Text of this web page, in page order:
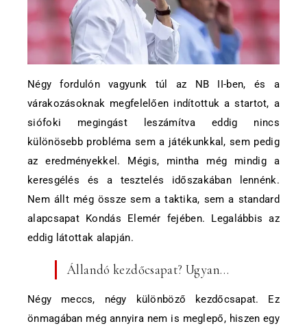
Négy fordulón vagyunk túl az NB II-ben, és a
várakozásoknak megfelelően indítottuk a startot, a
siófoki megingást leszámítva eddig nincs
különösebb probléma sem a játékunkkal, sem pedig
az eredményekkel. Mégis, mintha még mindig a
keresgélés és a tesztelés időszakában lennénk.
Nem állt még össze sem a taktika, sem a standard
alapcsapat Kondás Elemér fejében. Legalábbis az
eddig látottak alapján.
Állandó kezdőcsapat? Ugyan…
Négy meccs, négy különböző kezdőcsapat. Ez
önmagában még annyira nem is meglepő, hiszen egy